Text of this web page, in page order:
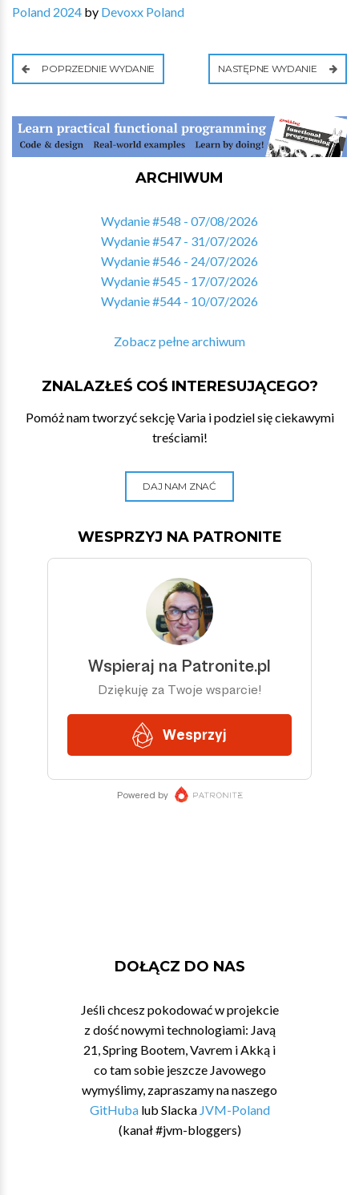
Poland 2024 by Devoxx Poland
POPRZEDNIE WYDANIE NASTĘPNE WYDANIE
ARCHIWUM
Wydanie #548 - 07/08/2026
Wydanie #547 - 31/07/2026
Wydanie #546 - 24/07/2026
Wydanie #545 - 17/07/2026
Wydanie #544 - 10/07/2026
Zobacz pełne archiwum
ZNALAZŁEŚ COŚ INTERESUJĄCEGO?
Pomóż nam tworzyć sekcję Varia i podziel się ciekawymi
treściami!
DAJ NAM ZNAĆ
WESPRZYJ NA PATRONITE
DOŁĄCZ DO NAS
Jeśli chcesz pokodować w projekcie
z dość nowymi technologiami: Javą
21, Spring Bootem, Vavrem i Akką i
co tam sobie jeszcze Javowego
wymyślimy, zapraszamy na naszego
GitHubalub Slacka JVM-Poland
(kanał #jvm-bloggers)